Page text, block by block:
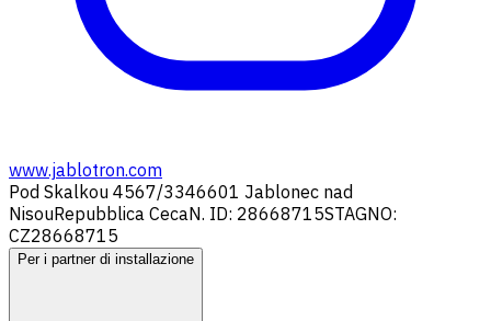
www.jablotron.com
Pod Skalkou 4567/3346601 Jablonec nad
NisouRepubblica CecaN. ID: 28668715STAGNO:
CZ28668715
Per i partner di installazione